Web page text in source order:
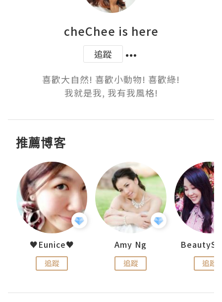
cheChee is here
追蹤
喜歡大自然! 喜歡小動物! 喜歡綠!
我就是我, 我有我風格!
推薦博客
♥Eunice♥
追蹤
Amy Ng
追蹤 追蹤